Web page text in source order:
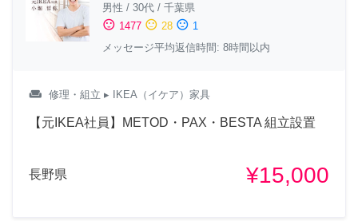
男性 / 30代 / 千葉県
sentiment_satisfied 1477 sentiment_neutral 28 sentiment_dissatisfied 1
メッセージ平均返信時間: 8時間以内
weekend 修理・組立 ▸ IKEA（イケア）家具
【元IKEA社員】METOD・PAX・BESTA 組立設置
長野県 ¥15,000